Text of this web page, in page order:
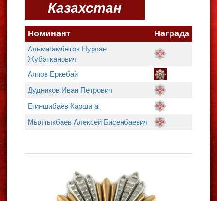
Казахстан
Номинант Награда
Альмагамбетов Нурлан
Жубатканович
Аяпов Еркебай
Дудников Иван Петрович
Егиншибаев Каршига
Мылтыкбаев Алексей Бисенбаевич